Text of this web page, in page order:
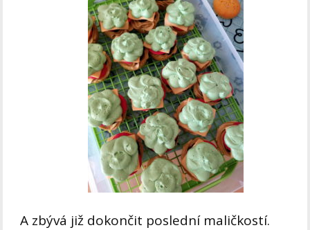
A zbývá již dokončit poslední maličkostí.